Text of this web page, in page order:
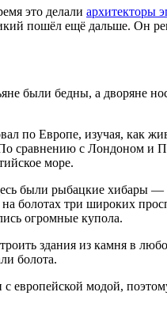
это делали архитекторы
пошёл ещё дальше. Он
были бедны, а дворяне
по Европе, изучая, как
сравнению с Лондоном и
море.
были рыбацкие хиба­ры
болотах три широких
огромные купола.
здания из камня в
болота.
европейской модой,